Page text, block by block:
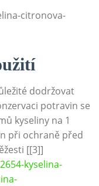
citronova-
⁤dodržovat
potravin se
kyseliny na 1
⁣při ochraně⁢ před
[[3]]
kyselina-